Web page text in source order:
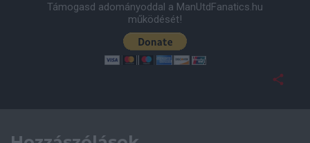
Támogasd adományoddal a ManUtdFanatics.hu
működését!